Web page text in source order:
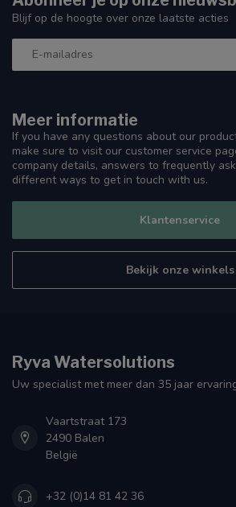
Meer informatie
If you have any questions about our
make sure to visit our customer service
company details, answers to frequently
different ways to get in touch with us.
Klantenservice
Bekijk onze winkels
Blijf op de hoogte over onze laatste acties
Ryva Watersolutions
Uw specialist met meer dan 35 jaar
Vaartstraat 173
2490 Balen
België
+32 (0)14 81 42 36